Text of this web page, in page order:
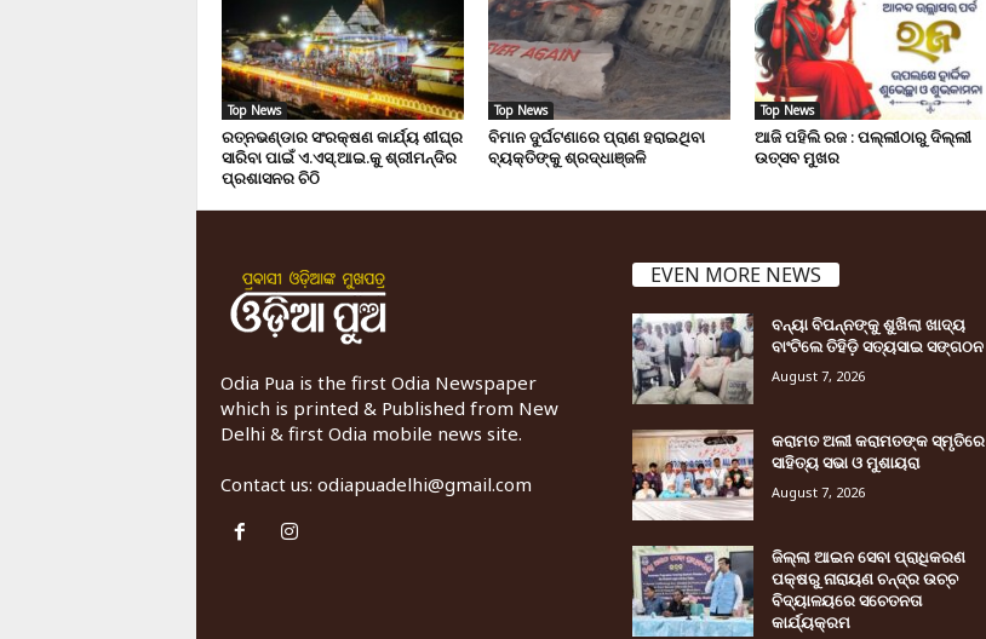
Top News
ରତ୍ନଭଣ୍ଡାର ସଂରକ୍ଷଣ କାର୍ଯ୍ୟ ଶୀଘ୍ର
ସାରିବା ପାଇଁ ଏ.ଏସ୍.ଆଇ.କୁ ଶ୍ରୀମନ୍ଦିର
ପ୍ରଶାସନର ଚିଠି
Top News
ବିମାନ ଦୁର୍ଘଟଣାରେ ପ୍ରାଣ ହରାଇଥିବା
ବ୍ୟକ୍ତିଙ୍କୁ ଶ୍ରଦ୍ଧାଞ୍ଜଳି
Top News
ଆଜି ପହିଲି ରଜ : ପଲ୍ଲୀଠାରୁ ଦିଲ୍ଲୀ
ଉତ୍ସବ ମୁଖର
Odia Pua is the first Odia Newspaper
which is printed & Published from New
Delhi & first Odia mobile news site.
Contact us: odiapuadelhi@gmail.com
EVEN MORE NEWS
ବନ୍ୟା ବିପନ୍ନଙ୍କୁ ଶୁଖିଲା ଖାଦ୍ୟ
ବାଂଟିଲେ ତିହିଡି଼ ସତ୍ୟସାଇ ସଙ୍ଗଠନ
August 7, 2026
କରାମତ ଅଲୀ କରାମତଙ୍କ ସ୍ମୃତିରେ
ସାହିତ୍ୟ ସଭା ଓ ମୁଶାୟରା
August 7, 2026
ଜିଲ୍ଲା ଆଇନ ସେବା ପ୍ରାଧିକରଣ
ପକ୍ଷରୁ ନାରାୟଣ ଚନ୍ଦ୍ର ଉଚ୍ଚ
ବିଦ୍ୟାଳୟରେ ସଚେତନତା
କାର୍ଯ୍ୟକ୍ରମ